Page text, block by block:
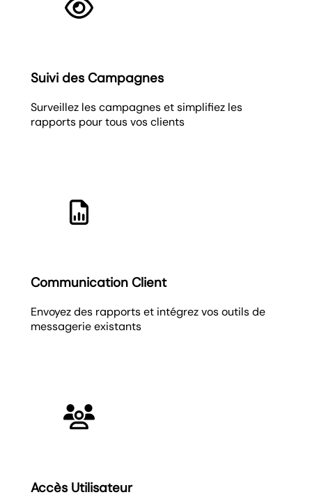
Suivi des Campagnes
Surveillez les campagnes et simplifiez les
rapports pour tous vos clients
Communication Client
Envoyez des rapports et intégrez vos outils de
messagerie existants
Accès Utilisateur